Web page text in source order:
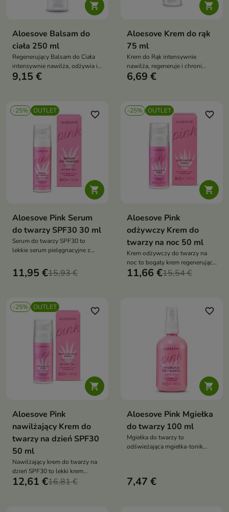

Aloesove Balsam do
ciała 250 ml
Regenerujący Balsam do Ciała
intensywnie nawilża, odżywia i
wspiera regenerację skóry,
9,15 €

Aloesove Krem do rąk
75 ml
Krem do Rąk intensywnie
nawilża, regeneruje i chroni
suchą oraz podrażnioną skórę
komfort
6,69 €
-25% OUTLET

favorite_border
Aloesove Pink Serum
do twarzy SPF30 30 ml
Serum do twarzy SPF30 to
lekkie serum pielęgnacyjne z
które zapewnia skuteczną
ochronę przed promieniowaniem
oraz chroni skórę przed stresem
fotooksydacyjnym i
przedwczesnym starzeniem
11,95 €15,93 €
-25% OUTLET

favorite_border
Aloesove Pink
odżywczy Krem do
twarzy na noc 50 ml
Krem odżywczy do twarzy na
noc to bogaty krem regenerujący
przeznaczony do wieczornej
barierę ochronną, przywracając
11,66 €15,54 €
-25% OUTLET

favorite_border
Aloesove Pink
nawilżający Krem do
twarzy na dzień SPF30
50 ml
Nawilżający krem do twarzy na
dzień SPF30 to lekki krem
ochronny, który zapewnia
12,61 €16,81 €

favorite_border
Aloesove Pink Mgiełka
do twarzy 100 ml
Mgiełka do twarzy to
odświeżająca mgiełka-tonik
nawilża oraz wspiera ochronę
7,47 €